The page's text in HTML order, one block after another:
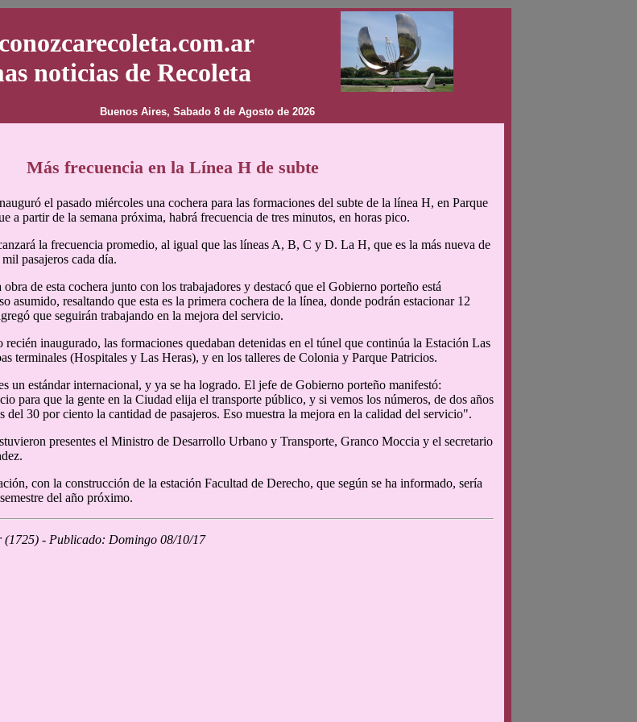
noticias de Recoleta
Buenos Aires, Sabado 8 de Agosto de 2026
Más frecuencia en la Línea H de subte
el pasado miércoles una cochera para las formaciones del subte de la línea H, en Parque
a partir de la semana próxima, habrá frecuencia de tres minutos, en horas pico.
la frecuencia promedio, al igual que las líneas A, B, C y D. La H, que es la más nueva de
pasajeros cada día.
de esta cochera junto con los trabajadores y destacó que el Gobierno porteño está
asumido, resaltando que esta es la primera cochera de la línea, donde podrán estacionar 12
que seguirán trabajando en la mejora del servicio.
recién inaugurado, las formaciones quedaban detenidas en el túnel que continúa la Estación Las
terminales (Hospitales y Las Heras), y en los talleres de Colonia y Parque Patricios.
un estándar internacional, y ya se ha logrado. El jefe de Gobierno porteño manifestó:
para que la gente en la Ciudad elija el transporte público, y si vemos los números, de dos años
del 30 por ciento la cantidad de pasajeros. Eso muestra la mejora en la calidad del servicio".
presentes el Ministro de Desarrollo Urbano y Transporte, Granco Moccia y el secretario
con la construcción de la estación Facultad de Derecho, que según se ha informado, sería
del año próximo.
(1725) - Publicado: Domingo 08/10/17